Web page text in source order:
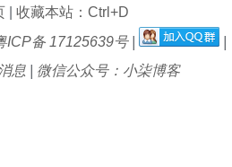
收藏本站：Ctrl+D
ICP备 17125639号
|
微信公众号：小柒博客